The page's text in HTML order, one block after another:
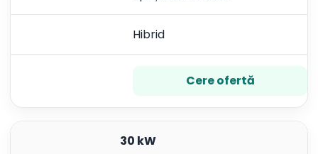
Hibrid
Cere ofertă
30 kW